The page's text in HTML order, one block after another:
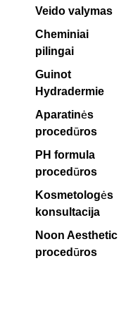
Veido valymas
Cheminiai
pilingai
Guinot
Hydradermie
Aparatinės
procedūros
PH formula
procedūros
Kosmetologės
konsultacija
Noon Aesthetic
procedūros